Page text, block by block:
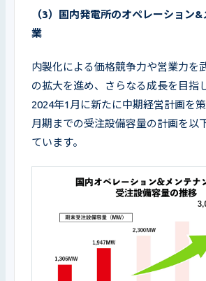
（3）国内発電所のオペレーション
業
内製化による価格競争力や営業力を
の拡大を進め、さらなる成長を目指
2024年1月に新たに中期経営計画を
月期までの受注設備容量の計画を以
ています。